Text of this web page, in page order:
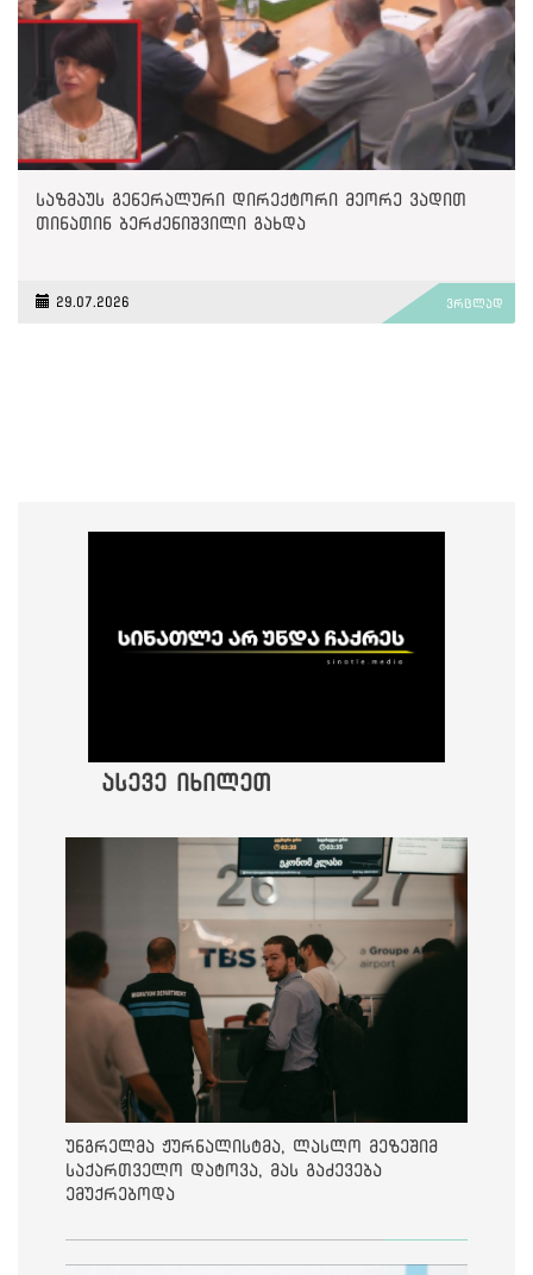
საზმაუს გენერალური დირექტორი მეორე ვადით
თინათინ ბერძენიშვილი გახდა
29.07.2026 ვრცლად
ასევე იხილეთ
უნგრელმა ჟურნალისტმა, ლასლო მეზეშიმ
საქართველო დატოვა, მას გაძევება
ემუქრებოდა